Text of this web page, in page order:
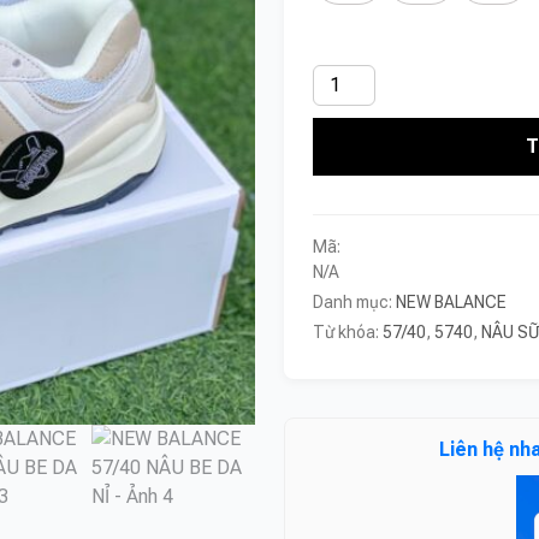
NEW
DA
NỈ
số
lượng
Mã:
N/A
Danh mục: NEW BALANCE
Từ khóa: 57/40, 5740, NÂU